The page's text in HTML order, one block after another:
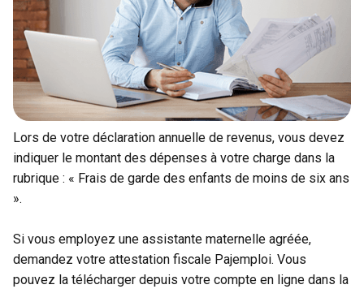
Lors de votre déclaration annuelle de revenus, vous devez
indiquer le montant des dépenses à votre charge dans la
rubrique : « Frais de garde des enfants de moins de six ans
».
Si vous employez une assistante maternelle agréée,
demandez votre attestation fiscale Pajemploi. Vous
pouvez la télécharger depuis votre compte en ligne dans la